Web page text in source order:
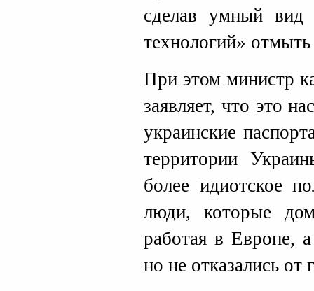
сделав умный вид
технологий»
При этом министр
заявляет, что это
украинские
территории
более идиотское
люди, которые
работая в Европе,
но не отказались от